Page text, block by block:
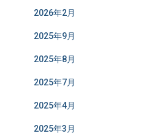
2026年2月
2025年9月
2025年8月
2025年7月
2025年4月
2025年3月